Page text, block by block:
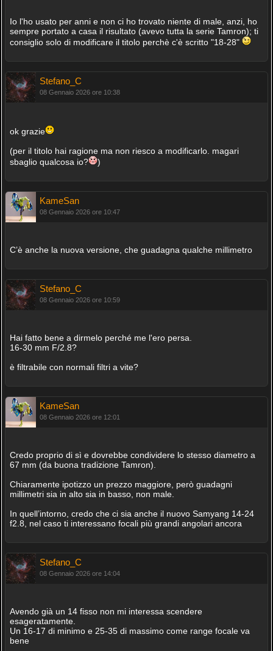
Io l'ho usato per anni e non ci ho trovato niente di male, anzi, ho
sempre portato a casa il risultato (avevo tutta la serie Tamron); ti
consiglio solo di modificare il titolo perchè c'è scritto "18-28"
Stefano_C
08 Gennaio 2026 ore 10:38
ok grazie
(per il titolo hai ragione ma non riesco a modificarlo. magari
sbaglio qualcosa io?
)
KameSan
08 Gennaio 2026 ore 10:47
C’è anche la nuova versione, che guadagna qualche millimetro
Stefano_C
08 Gennaio 2026 ore 10:59
Hai fatto bene a dirmelo perché me l'ero persa.
16-30 mm F/2.8?
è filtrabile con normali filtri a vite?
KameSan
08 Gennaio 2026 ore 12:01
Credo proprio di sì e dovrebbe condividere lo stesso diametro a
67 mm (da buona tradizione Tamron).
Chiaramente ipotizzo un prezzo maggiore, però guadagni
millimetri sia in alto sia in basso, non male.
In quell’intorno, credo che ci sia anche il nuovo Samyang 14-24
f2.8, nel caso ti interessano focali più grandi angolari ancora
Stefano_C
08 Gennaio 2026 ore 14:04
Avendo già un 14 fisso non mi interessa scendere
esageratamente.
Un 16-17 di minimo e 25-35 di massimo come range focale va
bene